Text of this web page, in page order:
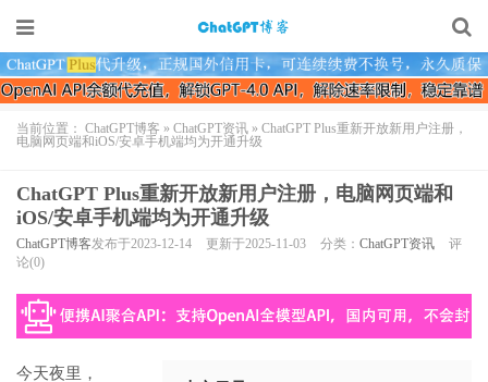
当前位置： ChatGPT博客 » ChatGPT资讯 » ChatGPT Plus重新开放新用户注册，
电脑网页端和iOS/安卓手机端均为开通升级
ChatGPT Plus重新开放新用户注册，电脑网页端和
iOS/安卓手机端均为开通升级
ChatGPT博客发布于2023-12-14 更新于2025-11-03 分类： ChatGPT资讯
评
论(0)
今天夜里，